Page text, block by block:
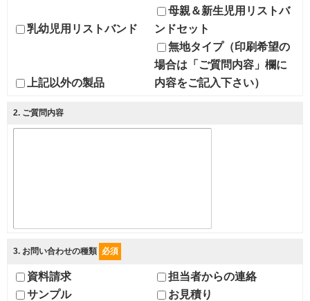
乳幼児用リストバンド
母親＆新生児用リストバ
ンドセット
上記以外の製品
無地タイプ（印刷希望の
場合は「ご質問内容」欄に
内容をご記入下さい）
2. ご質問内容
3. お問い合わせの種類 必須
資料請求
担当者からの連絡
サンプル
お見積り